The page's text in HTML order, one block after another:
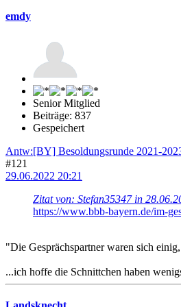
emdy
Senior Mitglied
Beiträge: 837
Gespeichert
Antw:[BY] Besoldungsrunde 2021-
#121
29.06.2022 20:21
Zitat von: Stefan35347 in
https://www.bbb-bayern.de/im-
"Die Gesprächspartner waren sich
...ich hoffe die Schnittchen haben